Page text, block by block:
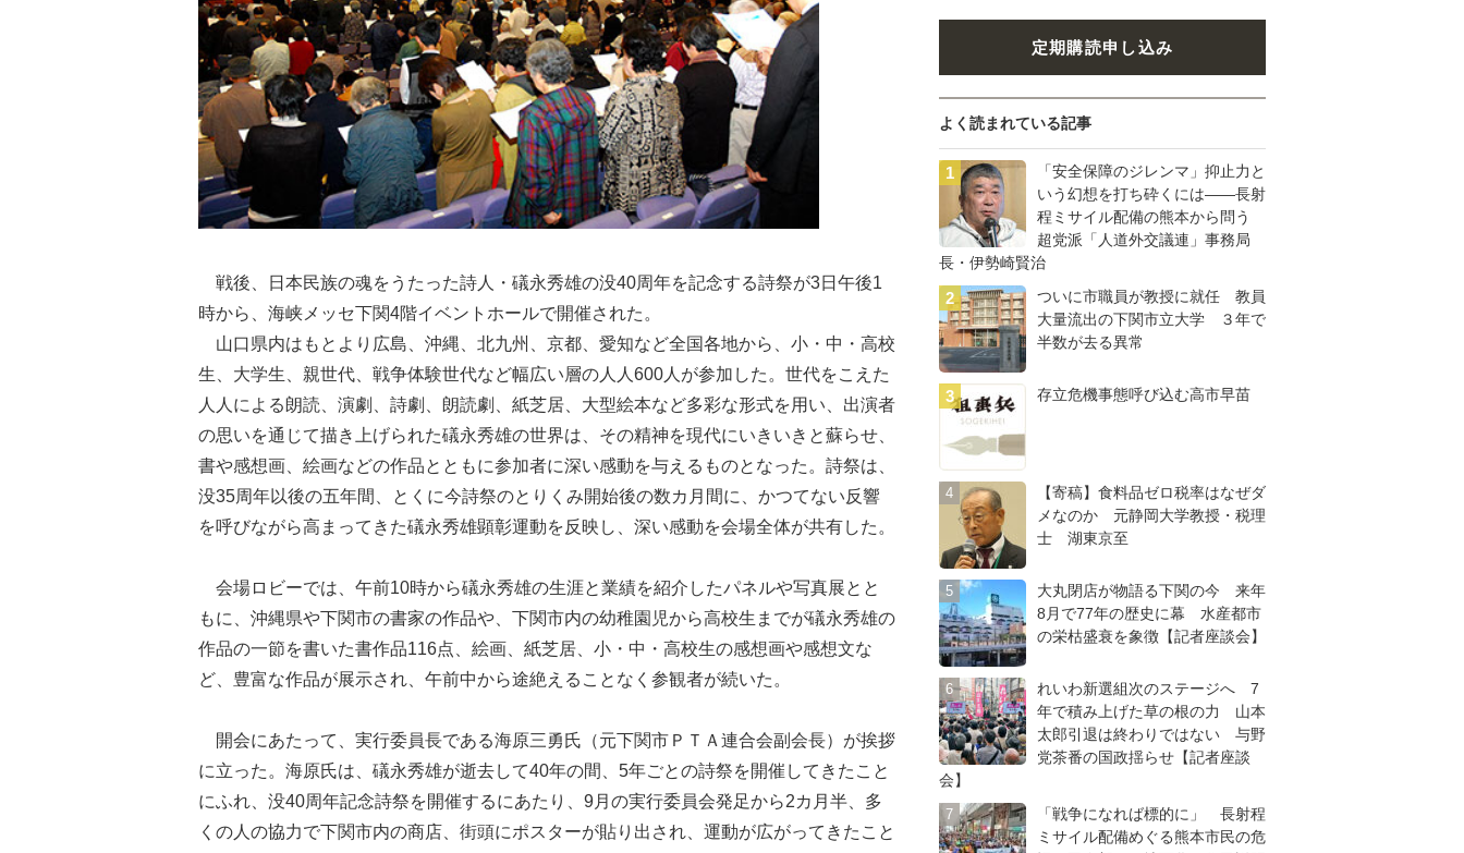
戦後、日本民族の魂をうたった詩人・礒永秀雄の没40周年を記念する詩祭が3日午後1
時から、海峡メッセ下関4階イベントホールで開催された。
山口県内はもとより広島、沖縄、北九州、京都、愛知など全国各地から、小・中・高校
生、大学生、親世代、戦争体験世代など幅広い層の人人600人が参加した。世代をこえた
人人による朗読、演劇、詩劇、朗読劇、紙芝居、大型絵本など多彩な形式を用い、出演者
の思いを通じて描き上げられた礒永秀雄の世界は、その精神を現代にいきいきと蘇らせ、
書や感想画、絵画などの作品とともに参加者に深い感動を与えるものとなった。詩祭は、
没35周年以後の五年間、とくに今詩祭のとりくみ開始後の数カ月間に、かつてない反響
を呼びながら高まってきた礒永秀雄顕彰運動を反映し、深い感動を会場全体が共有した。
会場ロビーでは、午前10時から礒永秀雄の生涯と業績を紹介したパネルや写真展とと
もに、沖縄県や下関市の書家の作品や、下関市内の幼稚園児から高校生までが礒永秀雄の
作品の一節を書いた書作品116点、絵画、紙芝居、小・中・高校生の感想画や感想文な
ど、豊富な作品が展示され、午前中から途絶えることなく参観者が続いた。
開会にあたって、実行委員長である海原三勇氏（元下関市ＰＴＡ連合会副会長）が挨拶
に立った。海原氏は、礒永秀雄が逝去して40年の間、5年ごとの詩祭を開催してきたこと
にふれ、没40周年記念詩祭を開催するにあたり、9月の実行委員会発足から2カ月半、多
くの人の協力で下関市内の商店、街頭にポスターが貼り出され、運動が広がってきたこと
定期購読申し込み
よく読まれている記事
「安全保障のジレンマ」抑止力と
いう幻想を打ち砕くには――長射
程ミサイル配備の熊本から問う
超党派「人道外交議連」事務局
長・伊勢崎賢治
ついに市職員が教授に就任 教員
大量流出の下関市立大学 ３年で
半数が去る異常
存立危機事態呼び込む高市早苗
【寄稿】食料品ゼロ税率はなぜダ
メなのか 元静岡大学教授・税理
士 湖東京至
大丸閉店が物語る下関の今 来年
8月で77年の歴史に幕 水産都市
の栄枯盛衰を象徴【記者座談会】
れいわ新選組次のステージへ 7
年で積み上げた草の根の力 山本
太郎引退は終わりではない 与野
党茶番の国政揺らせ【記者座談
会】
「戦争になれば標的に」 長射程
ミサイル配備めぐる熊本市民の危